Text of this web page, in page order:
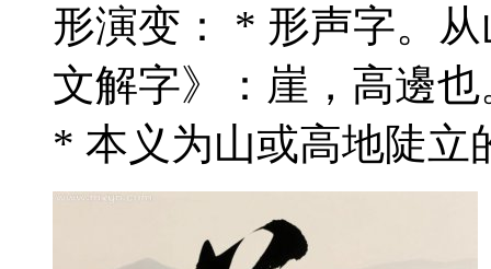
形演变： * 形声字。
文解字》：崖，高邊
* 本义为山或高地陡立